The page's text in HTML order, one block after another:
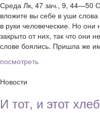
Среда Лк, 47 зач., 9, 44—50
вложите вы себе в уши
в руки человеческие. Но
закрыто от них, так что они
слове боялись. Пришла же
посмотреть
Новости
И тот, и этот хлеб